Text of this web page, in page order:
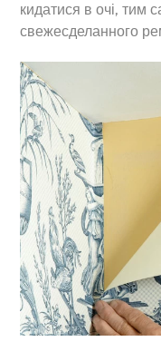
кидатися в очі, тим
свежесделанного